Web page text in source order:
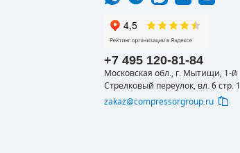
+7 495 120-81-84
Московская обл., г. Мытищи, 1-й
Стрелковый переулок, вл. 6 стр. 1
zakaz@compressorgroup.ru